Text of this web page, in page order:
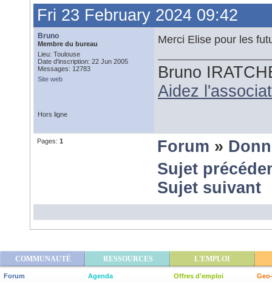
Fri 23 February 2024 09:42
Bruno
Membre du bureau
Lieu: Toulouse
Date d'inscription: 22 Jun 2005
Messages: 12783
Site web
Merci Elise pour les
Bruno
Aidez
Hors ligne
Pages: 1 Forum »
Sujet
Sujet suivant
COMMUNAUTÉ RESSOURCES L'EMPLOI
Forum
Agenda
Offres d'emploi